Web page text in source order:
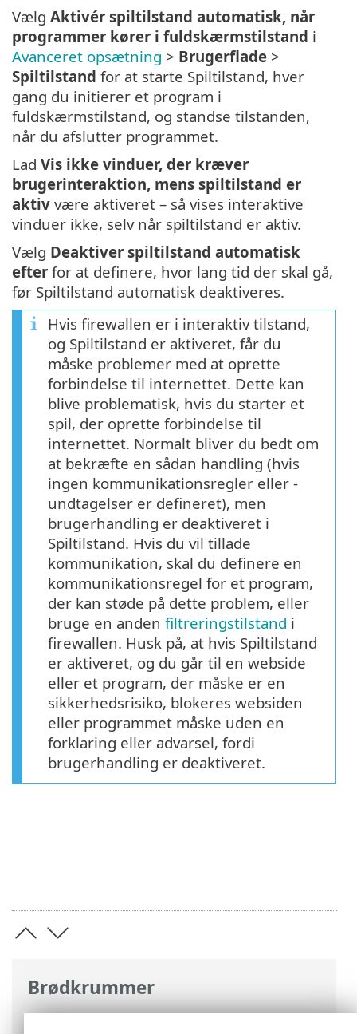
Brødkrummer
ESET-onlinehjælp>ESET Security
Vælg Aktivér spiltilstand automatisk, når
programmer kører i fuldskærmstilstand i
Avanceret opsætning > Brugerflade >
Spiltilstand for at starte Spiltilstand, hver
gang du initierer et program i
fuldskærmstilstand, og standse tilstanden,
når du afslutter programmet.
Lad Vis ikke vinduer, der kræver
brugerinteraktion, mens spiltilstand er
aktiv være aktiveret – så vises interaktive
vinduer ikke, selv når spiltilstand er aktiv.
Vælg Deaktiver spiltilstand automatisk
efter for at definere, hvor lang tid der skal gå,
før Spiltilstand automatisk deaktiveres.
Hvis firewallen er i interaktiv tilstand,
og Spiltilstand er aktiveret, får du
måske problemer med at oprette
forbindelse til internettet. Dette kan
blive problematisk, hvis du starter et
spil, der oprette forbindelse til
internettet. Normalt bliver du bedt om
at bekræfte en sådan handling (hvis
ingen kommunikationsregler eller -
undtagelser er defineret), men
brugerhandling er deaktiveret i
Spiltilstand. Hvis du vil tillade
kommunikation, skal du definere en
kommunikationsregel for et program,
der kan støde på dette problem, eller
bruge en anden filtreringstilstand i
firewallen. Husk på, at hvis Spiltilstand
er aktiveret, og du går til en webside
eller et program, der måske er en
sikkerhedsrisiko, blokeres websiden
eller programmet måske uden en
forklaring eller advarsel, fordi
brugerhandling er deaktiveret.